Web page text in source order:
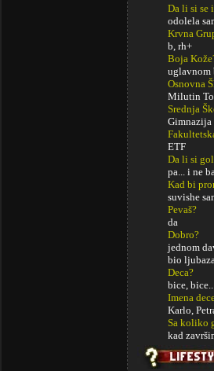
Da li si se
odolela
Krvna
b, rh+
Boja
uglavnom
Osnovna
Milutin
Srednja
Gimnazija
ETF
Da li si
pa... i ne
Kad bi
suvishe
Pevaš?
da
Dobro?
jednom
bio
Deca?
bice,
Imena
Karlo,
Sa koliko
kad